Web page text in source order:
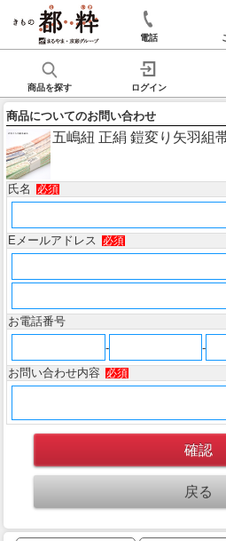
電話
商品を探す ログイン
商品についてのお問い合わせ
五嶋紐 正絹 鎧変り矢羽組
氏名 必須
Eメールアドレス 必須
お電話番号
-
-
お問い合わせ内容
必須